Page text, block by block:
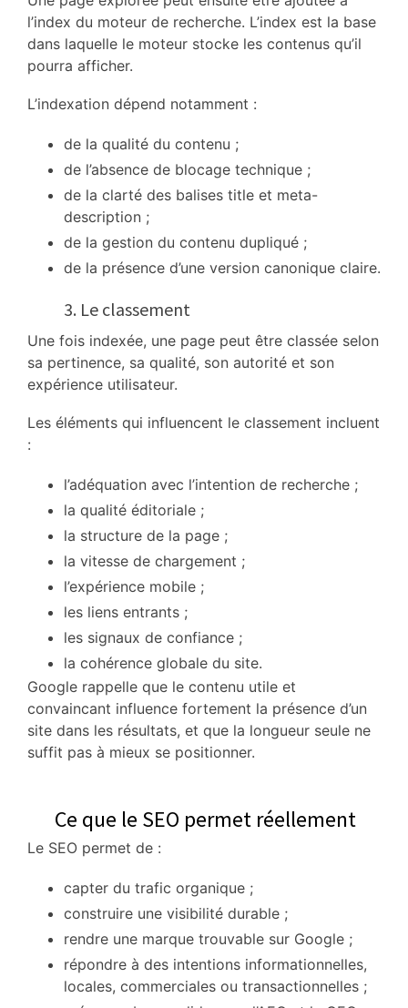
l’index du moteur de recherche. L’index est la base
dans laquelle le moteur stocke les contenus qu’il
pourra afficher.
L’indexation dépend notamment :
de la qualité du contenu ;
de l’absence de blocage technique ;
de la clarté des balises title et meta-
description ;
de la gestion du contenu dupliqué ;
de la présence d’une version canonique claire.
3. Le classement
Une fois indexée, une page peut être classée selon
sa pertinence, sa qualité, son autorité et son
expérience utilisateur.
Les éléments qui influencent le classement incluent
:
l’adéquation avec l’intention de recherche ;
la qualité éditoriale ;
la structure de la page ;
la vitesse de chargement ;
l’expérience mobile ;
les liens entrants ;
les signaux de confiance ;
la cohérence globale du site.
Google rappelle que le contenu utile et
convaincant influence fortement la présence d’un
site dans les résultats, et que la longueur seule ne
suffit pas à mieux se positionner.
Ce que le SEO permet réellement
Le SEO permet de :
capter du trafic organique ;
construire une visibilité durable ;
rendre une marque trouvable sur Google ;
répondre à des intentions informationnelles,
locales, commerciales ou transactionnelles ;